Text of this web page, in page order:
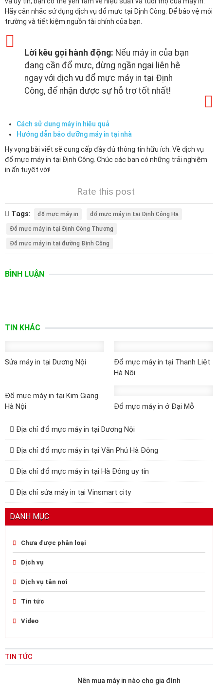
Hãy cân nhắc sử dụng dịch vụ đổ mực tại Định Công. Để bảo vệ môi
trường và tiết kiệm nguồn tài chính của bạn.
Lời kêu gọi hành động: Nếu máy in của bạn
đang cần đổ mực, đừng ngần ngại liên hệ
ngay với dịch vụ đổ mực máy in tại Định
Công, để nhận được sự hỗ trợ tốt nhất!
Cách sử dụng máy in hiệu quả
Hướng dẫn bảo dưỡng máy in tại nhà
Hy vọng bài viết sẽ cung cấp đầy đủ thông tin hữu ích. Về dịch vụ
đổ mực máy in tại Định Công. Chúc các bạn có những trải nghiệm
in ấn tuyệt vời!
Rate this post
Tags: đổ mực máy in đổ mực máy in tại Định Công Hạ
Đổ mực máy in tại Định Công Thượng
Đổ mực máy in tại đường Định Công
BÌNH LUẬN
TIN KHÁC
Sửa máy in tại Dương Nội
Đổ mực máy in tại Thanh Liệt
Hà Nội
Đổ mực máy in tại Kim Giang
Hà Nội
Đổ mực máy in ở Đại Mỗ
Địa chỉ đổ mực máy in tại Dương Nội
Địa chỉ đổ mực máy in tại Văn Phú Hà Đông
Địa chỉ đổ mực máy in tại Hà Đông uy tín
Địa chỉ sửa máy in tại Vinsmart city
DANH MỤC
Chưa được phân loại
Dịch vụ
Dịch vụ tân nơi
Tin tức
Video
TIN TỨC
Nên mua máy in nào cho gia đình